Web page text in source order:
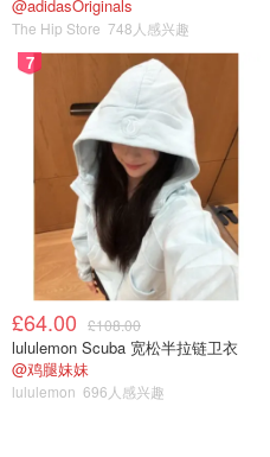
@adidasOriginals
The Hip Store 748人感兴趣
7
£64.00 £108.00
lululemon Scuba 宽松半拉链卫衣
@鸡腿妹妹
lululemon 696人感兴趣